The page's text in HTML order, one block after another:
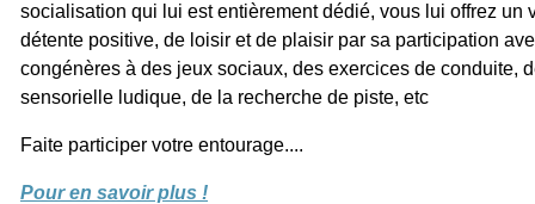
socialisation qui lui est entièrement dédié, vous lui offrez un
détente positive, de loisir et de plaisir par sa participation
congénères à des jeux sociaux, des exercices de conduite,
sensorielle ludique, de la recherche de piste, etc
Faite participer votre entourage....
Pour en savoir plus !